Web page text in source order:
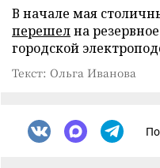
В начале мая
перешелна
городской
Текст: Ольга Иванова